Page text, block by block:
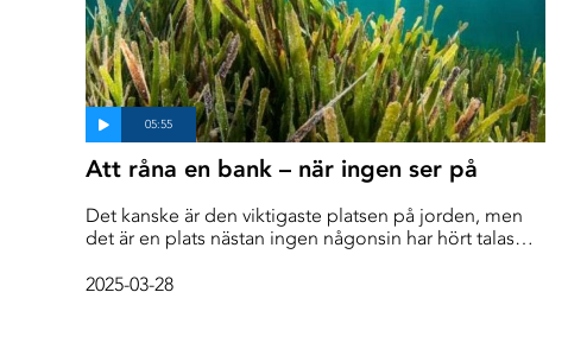
Att råna en bank – när ingen ser på
Det kanske är den viktigaste platsen på jorden, men
det är en plats nästan ingen någonsin har hört talas
största osynliga ö och ligger långt ut i Indiska
2025-03-28